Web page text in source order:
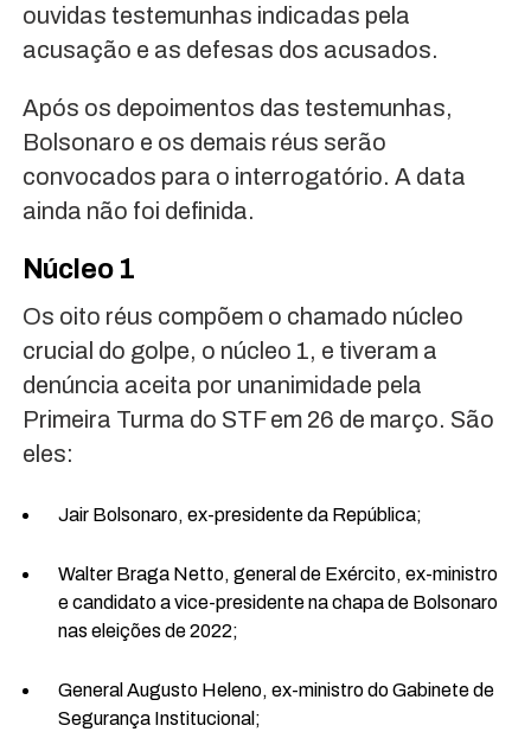
ouvidas testemunhas indicadas pela
acusação e as defesas dos acusados.
Após os depoimentos das testemunhas,
Bolsonaro e os demais réus serão
convocados para o interrogatório. A data
ainda não foi definida.
Núcleo 1
Os oito réus compõem o chamado núcleo
crucial do golpe, o núcleo 1, e tiveram a
denúncia aceita por unanimidade pela
Primeira Turma do STF em 26 de março. São
eles:
Jair Bolsonaro, ex-presidente da República;
Walter Braga Netto, general de Exército, ex-ministro
e candidato a vice-presidente na chapa de Bolsonaro
nas eleições de 2022;
General Augusto Heleno, ex-ministro do Gabinete de
Segurança Institucional;